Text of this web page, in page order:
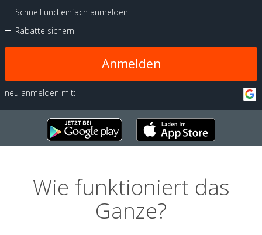
Schnell und einfach anmelden
Rabatte sichern
Anmelden
neu anmelden mit:
Wie funktioniert das
Ganze?